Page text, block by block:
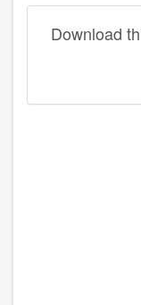
Download